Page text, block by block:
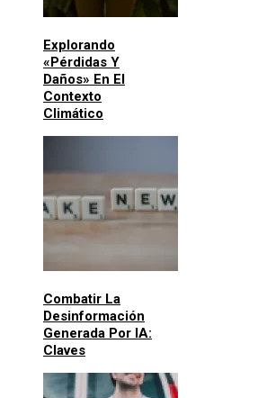
Explorando
«pérdidas Y
Daños» En El
Contexto
Climático
Combatir La
Desinformación
Generada Por IA:
Claves